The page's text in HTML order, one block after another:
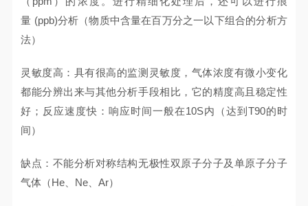
量 (ppb)分析（物质中含量在百万分之一以下组合的分析方
法）
灵敏度高：具有很高的监测灵敏度，气体浓度有微小变化
都能分辨出来与其他分析手段相比，它的精度高且稳定性
好；反应速度快：响应时间一般在10S内（达到T90的时
间）
缺点：不能分析对称结构无极性双原子分子及单原子分子
气体（He、Ne、Ar）